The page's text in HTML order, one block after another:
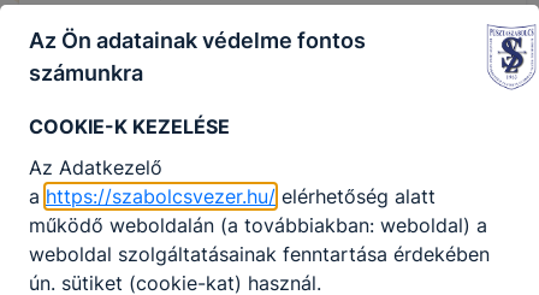
NÉPSZERŰ
Az Ön adatainak védelme fontos
számunkra
COOKIE-K KEZELÉSE
Az Adatkezelő
a https://szabolcsvezer.hu/ elérhetőség alatt
működő weboldalán (a továbbiakban: weboldal) a
weboldal szolgáltatásainak fenntartása érdekében
ún. sütiket (cookie-kat) használ.